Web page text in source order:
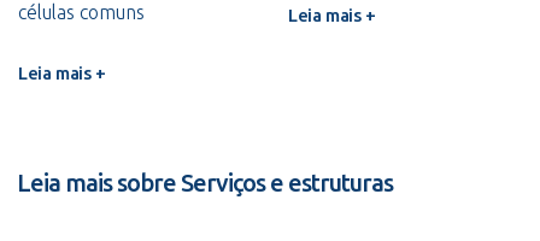
células comuns
Leia mais +
Leia mais +
Leia mais sobre Serviços e estruturas